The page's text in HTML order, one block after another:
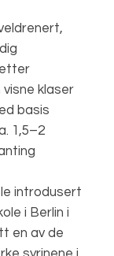
klaser
basis
1,5–2
introdusert
i Berlin i
en av de